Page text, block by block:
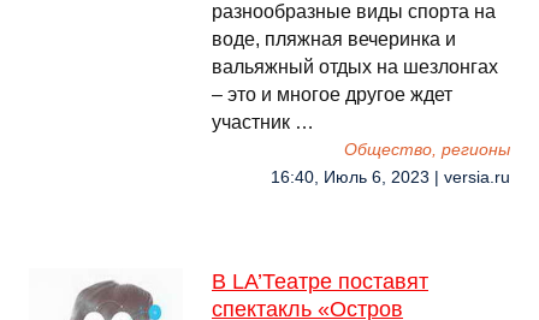
разнообразные виды спорта на
воде, пляжная вечеринка и
вальяжный отдых на шезлонгах
– это и многое другое ждет
участник …
Общество, регионы
16:40, Июль 6, 2023 | versia.ru
В LA’Театре поставят
спектакль «Остров